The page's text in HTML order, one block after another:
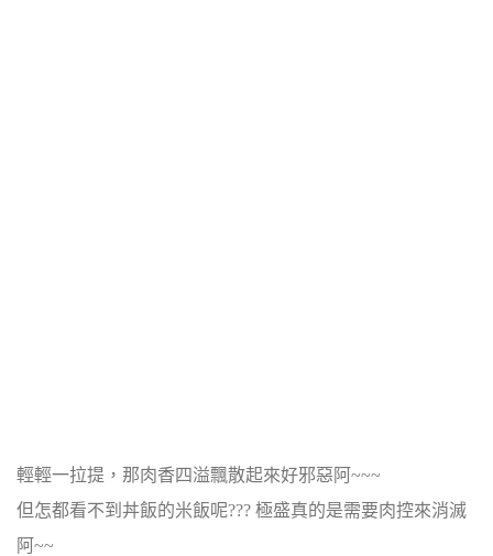
輕輕一拉提，那肉香四溢飄散起來好邪惡阿~~~
但怎都看不到丼飯的米飯呢??? 極盛真的是需要肉控來消滅
阿~~